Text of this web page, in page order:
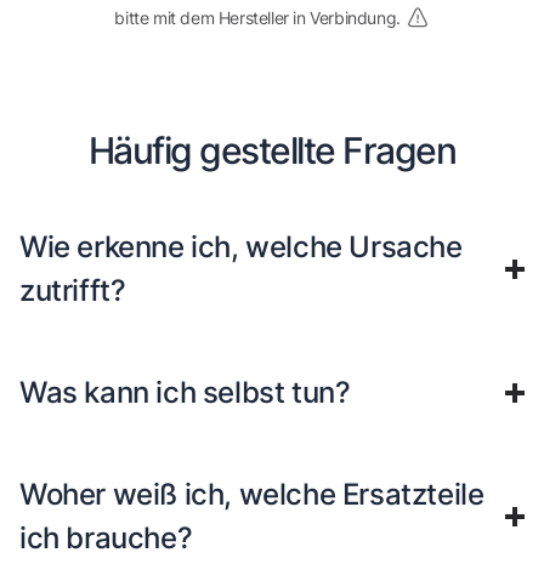
bitte mit dem Hersteller in Verbindung.
Häufig gestellte Fragen
Wie erkenne ich, welche Ursache
zutrifft?
Was kann ich selbst tun?
Woher weiß ich, welche Ersatzteile
ich brauche?